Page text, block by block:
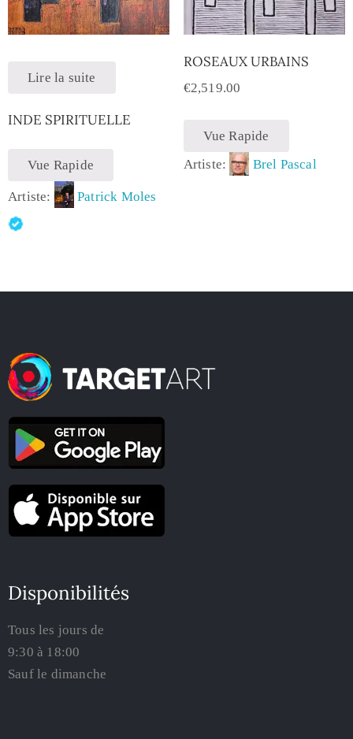
Lire la suite
INDE SPIRITUELLE
Vue Rapide
Artiste: Patrick Moles
ROSEAUX URBAINS
€2,519.00
Vue Rapide
Artiste:
Brel Pascal
Disponibilités
Tous les jours de
9:30 à 18:00
Sauf le dimanche